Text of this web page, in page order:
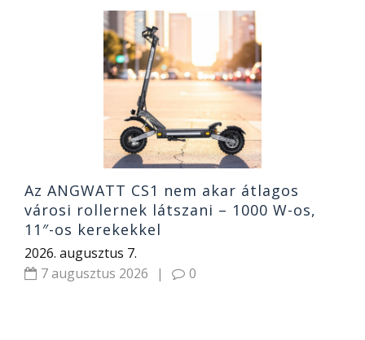
Az ANGWATT CS1 nem akar átlagos
városi rollernek látszani – 1000 W-os,
11″-os kerekekkel
2026. augusztus 7.
7 augusztus 2026
| 0